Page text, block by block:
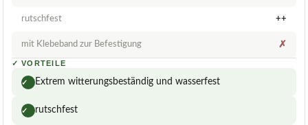
rutschfest ++
mit Klebeband zur Befestigung ✗
✓ VORTEILE
✓ Extrem witterungsbeständig und wasserfest
✓ rutschfest